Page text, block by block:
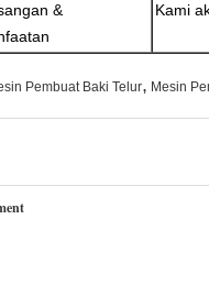
&
Kami
Pembuat Baki Telur, Mesin